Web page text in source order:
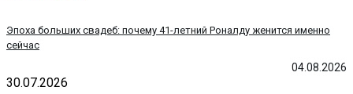
04.08.2026
Эпоха больших свадеб: почему 41-летний Роналду женится именно
сейчас
30.07.2026